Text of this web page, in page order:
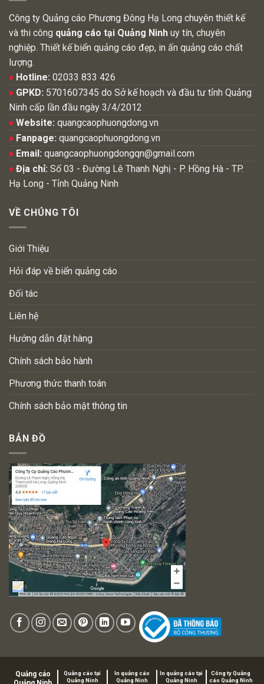
Công ty Quảng cáo Phương Đông Hạ Long chuyên thiết kế
và thi công quảng cáo tại Quảng Ninh uy tín, chuyên
nghiệp. Thiết kế biển quảng cáo đẹp, in ấn quảng cáo chất
lượng.
♦ Hotline: 02033 833 426
♦ GPKD: 5701607345 do Sở kế hoạch và đầu tư tỉnh Quảng
Ninh cấp lần đầu ngày 3/4/2012
♦ Website: quangcaophuongdong.vn
♦ Fanpage: quangcaophuongdong.vn
♦ Email: quangcaophuongdongqn@gmail.com
♦ Địa chỉ: Số 03 - Đường Lê Thanh Nghị - P. Hồng Hà - TP.
Hạ Long - Tỉnh Quảng Ninh
VỀ CHÚNG TÔI
Giới Thiệu
Hỏi đáp về biển quảng cáo
Đối tác
Liên hệ
Hướng dẫn đặt hàng
Chính sách bảo hành
Phương thức thanh toán
Chính sách bảo mật thông tin
BẢN ĐỒ
Quảng cáo
Quảng cáo tại
Quảng Ninh
In quảng cáo
Quảng Ninh
In quảng cáo tại
Quảng Ninh
Công ty Quảng
cáo Quảng Ninh